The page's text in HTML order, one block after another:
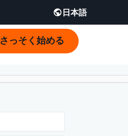
日本語
さっそく始める